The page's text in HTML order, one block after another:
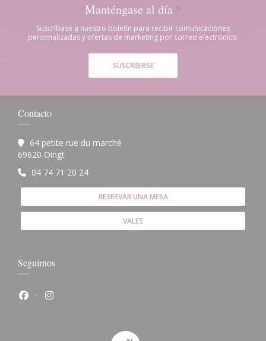
Manténgase al día *
Suscríbase a nuestro boletín para recibir comunicaciones
personalizadas y ofertas de marketing por correo electrónico.
SUSCRIBIRSE
Contacto
64 petite rue du marché
69620 Oingt
04 74 71 20 24
RESERVAR UNA MESA
VALES
Seguirnos
Facebook ((abre en una nueva ventana))
Instagram ((abre en una nueva ventana))